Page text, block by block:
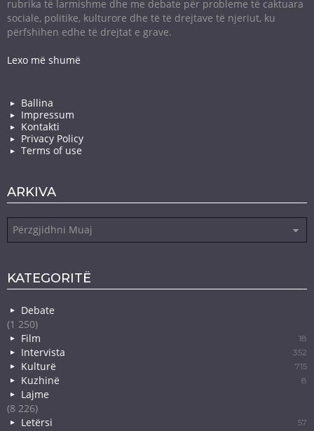
rubrika të larmishme dhe me debate për probleme të caktuara
sociale, politike, kulturore dhe të të drejtave të njeriut, ku
përfshihen edhe të drejtat e grave.
Lexo më shumë
Ballina
Impressum
Kontakti
Privacy Policy
Terms of use
ARKIVA
KATEGORITË
Debate
(1 250)
Film
18
Intervista 352
Kulturë 715
Kuzhinë 8
Lajme
(8 226)
Letërsi
57